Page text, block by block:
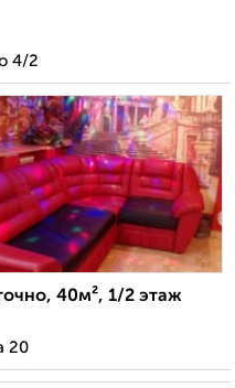
4/2
40м², 1/2 этаж
20